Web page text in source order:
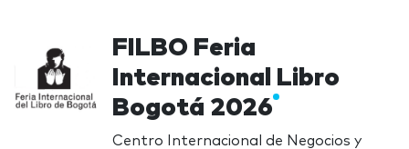
FILBO Feria
Internacional Libro
Bogotá 2026
Centro Internacional de Negocios y